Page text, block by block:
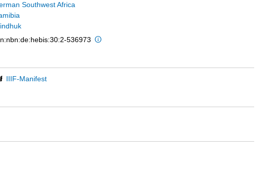
Southwest Africa
536973
IIIF-Manifest